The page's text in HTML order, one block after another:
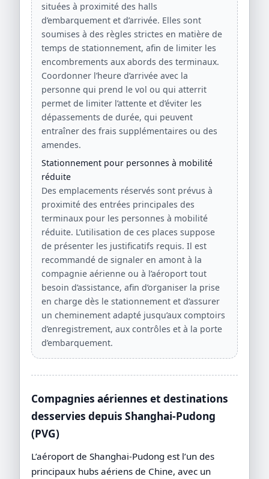
situées à proximité des halls
d’embarquement et d’arrivée. Elles sont
soumises à des règles strictes en matière de
temps de stationnement, afin de limiter les
encombrements aux abords des terminaux.
Coordonner l’heure d’arrivée avec la
personne qui prend le vol ou qui atterrit
permet de limiter l’attente et d’éviter les
dépassements de durée, qui peuvent
entraîner des frais supplémentaires ou des
amendes.
Stationnement pour personnes à mobilité
réduite
Des emplacements réservés sont prévus à
proximité des entrées principales des
terminaux pour les personnes à mobilité
réduite. L’utilisation de ces places suppose
de présenter les justificatifs requis. Il est
recommandé de signaler en amont à la
compagnie aérienne ou à l’aéroport tout
besoin d’assistance, afin d’organiser la prise
en charge dès le stationnement et d’assurer
un cheminement adapté jusqu’aux comptoirs
d’enregistrement, aux contrôles et à la porte
d’embarquement.
Compagnies aériennes et destinations
desservies depuis Shanghai-Pudong
(PVG)
L’aéroport de Shanghai-Pudong est l’un des
principaux hubs aériens de Chine, avec un